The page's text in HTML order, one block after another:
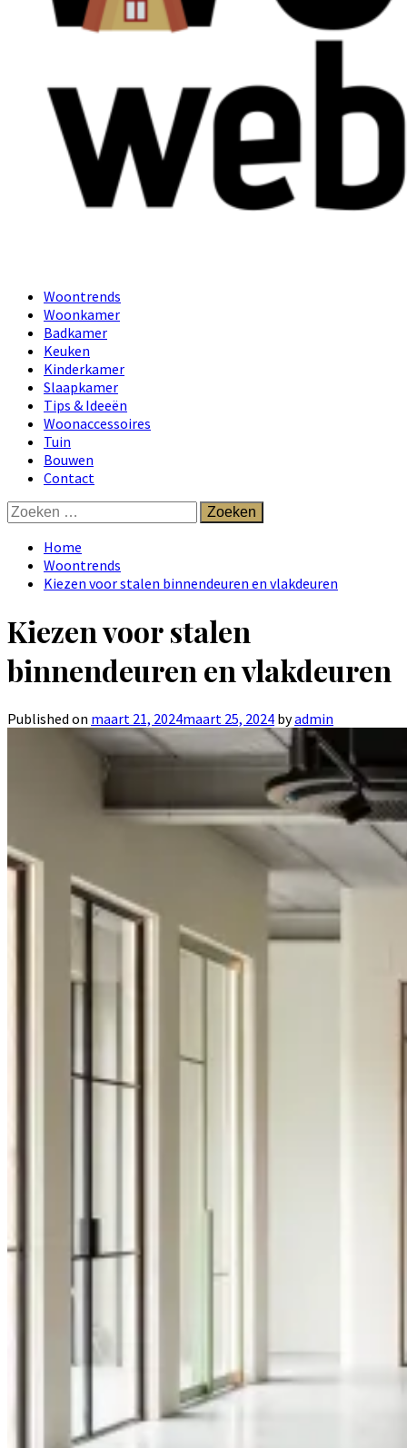
Primary
Menu
Woontrends
Woonkamer
Badkamer
Keuken
Kinderkamer
Slaapkamer
Tips & Ideeën
Woonaccessoires
Tuin
Bouwen
Contact
Zoeken
naar:
Home
Woontrends
Kiezen voor stalen binnendeuren en vlakdeuren
Kiezen voor stalen
binnendeuren en vlakdeuren
Published on maart 21, 2024maart 25, 2024 byadmin